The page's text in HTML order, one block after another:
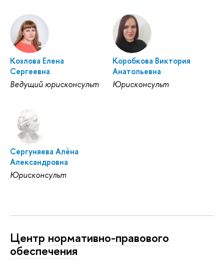
Козлова Елена
Сергеевна
Ведущий юрисконсульт
Коробкова Виктория
Анатольевна
Юрисконсульт
Сергуняева Алёна
Александровна
Юрисконсульт
Центр нормативно-правового
обеспечения